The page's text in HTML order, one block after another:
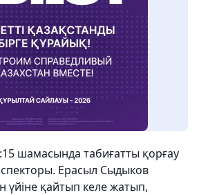
шамасында табиғатты қорғау
Ерасыл Сыдыков
үйіне қайтып келе жатып,